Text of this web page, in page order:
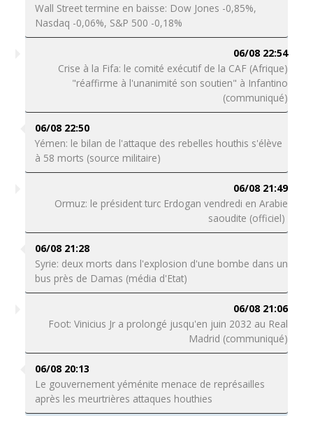
Wall Street termine en baisse: Dow Jones -0,85%,
Nasdaq -0,06%, S&P 500 -0,18%
06/08 22:54
Crise à la Fifa: le comité exécutif de la CAF (Afrique)
"réaffirme à l'unanimité son soutien" à Infantino
(communiqué)
06/08 22:50
Yémen: le bilan de l'attaque des rebelles houthis s'élève
à 58 morts (source militaire)
06/08 21:49
Ormuz: le président turc Erdogan vendredi en Arabie
saoudite (officiel)
06/08 21:28
Syrie: deux morts dans l'explosion d'une bombe dans un
bus près de Damas (média d'Etat)
06/08 21:06
Foot: Vinicius Jr a prolongé jusqu'en juin 2032 au Real
Madrid (communiqué)
06/08 20:13
Le gouvernement yéménite menace de représailles
après les meurtrières attaques houthies